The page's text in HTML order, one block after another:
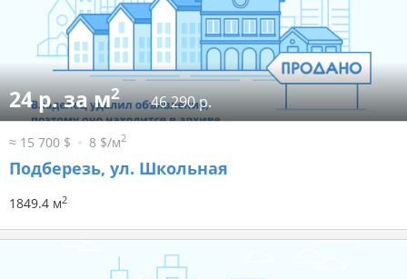
24 р. за м2 46 290 р.
≈ 15 700 $ 8 $/м2
Подберезь, ул. Школьная
1849.4 м2